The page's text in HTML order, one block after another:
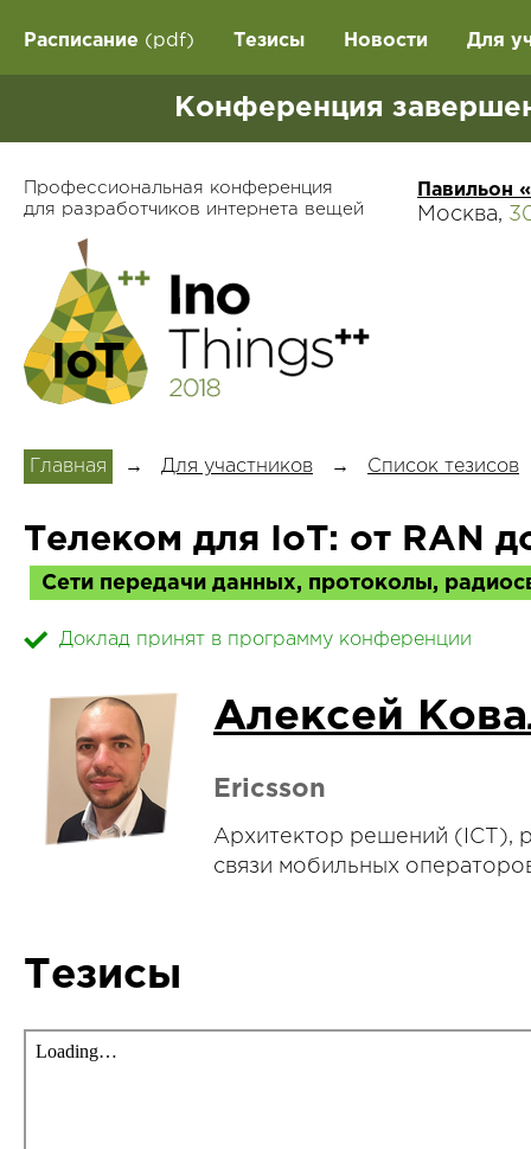
Расписание (pdf) Тезисы Новости Для
Конференция
Профессиональная конференция
для разработчиков интернета вещей
Павильон
Москва,
Главная → Для участников → Список тезисов
Телеком для IoT: от RAN
Сети передачи данных, протоколы,
Доклад принят в программу конференции
Алексей
Ericsson
Архитектор решений (ICT),
связи мобильных
Тезисы